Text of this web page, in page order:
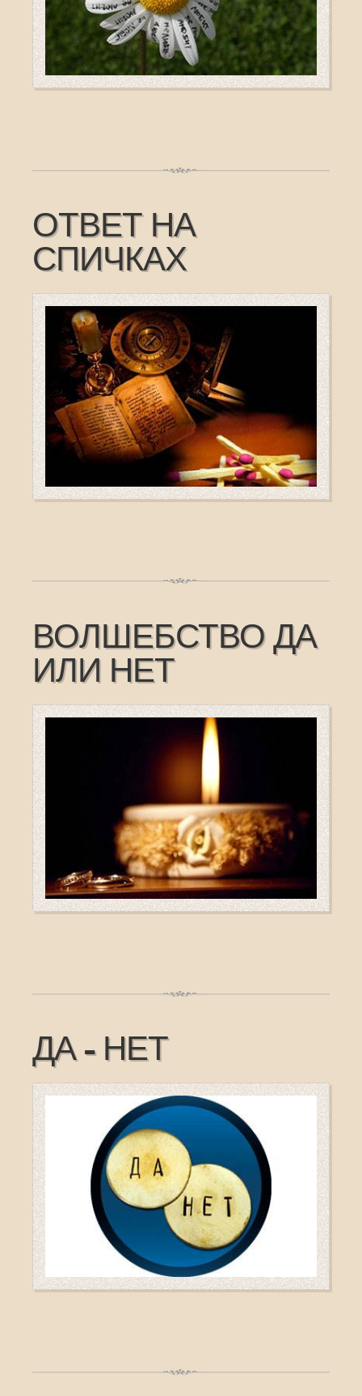
ОТВЕТ НА
СПИЧКАХ
ВОЛШЕБСТВО ДА
ИЛИ НЕТ
ДА - НЕТ